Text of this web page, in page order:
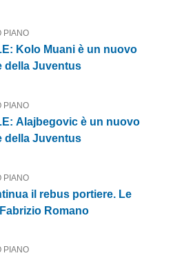
PIANO
Kolo Muani è un nuovo
della Juventus
PIANO
Alajbegovic è un nuovo
della Juventus
PIANO
il rebus portiere. Le
Romano
PIANO